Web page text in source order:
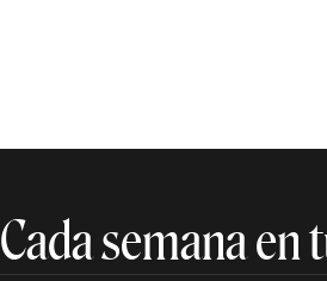
Cada semana en